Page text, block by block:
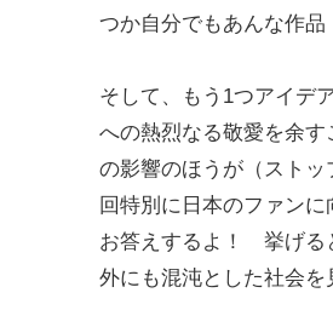
つか自分でもあんな作品
そして、もう1つアイデ
への熱烈なる敬愛を余
の影響のほうが（スト
回特別に日本のファン
お答えするよ！ 挙げる
外にも混沌とした社会を